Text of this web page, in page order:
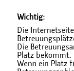
Wichtig:
Die
Die
Platz bekommt.
Wenn ein Platz